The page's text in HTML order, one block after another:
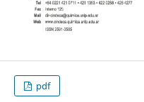
pdf